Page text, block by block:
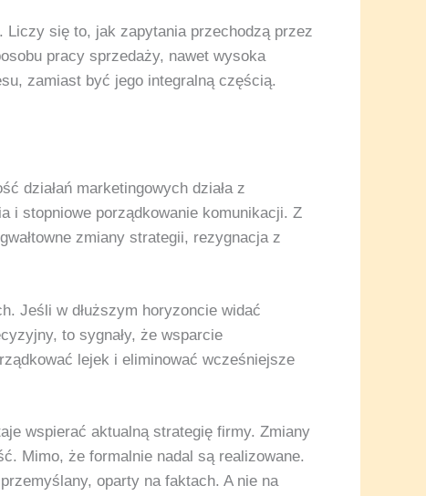
Liczy się to, jak zapytania przechodzą przez
pracy sprzedaży, nawet wysoka
zamiast być jego integralną częścią.
działań marketingowych działa z
i stopniowe porządkowanie komunikacji. Z
zmiany strategii, rezygnacja z
Jeśli w dłuższym horyzoncie widać
to sygnały, że wsparcie
lejek i eliminować wcześniejsze
wspierać aktualną strategię firmy. Zmiany
Mimo, że formalnie nadal są realizowane.
oparty na faktach. A nie na